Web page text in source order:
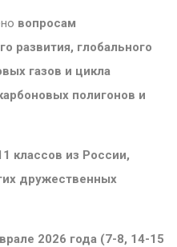
вопросам
развития, глобального
газов и цикла
полигонов и
классов из России,
дружественных
2026 года (7-8, 14-15